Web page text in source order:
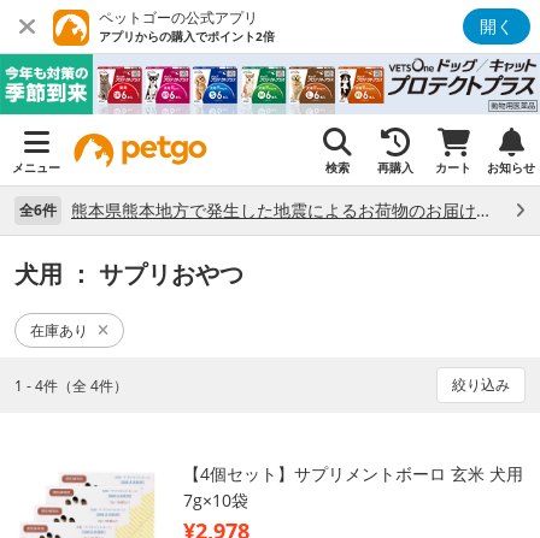
ペットゴーの公式アプリ
アプリからの購入でポイント2倍 開く
メニュー 検索 再購入 カート お知らせ
全6件 熊本県熊本地方で発生した地震によるお荷物のお届け状況について （7/28）
犬用 ： サプリおやつ
在庫あり
1 - 4件（全 4件） 絞り込み
【4個セット】サプリメントボーロ 玄米 犬用
7g×10袋
¥2,978